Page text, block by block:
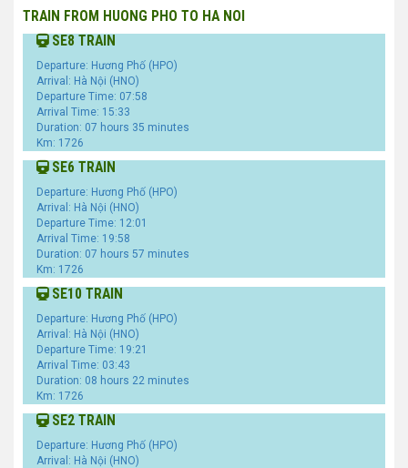
TRAIN FROM HUONG PHO TO HA NOI
SE8 TRAIN
Departure: Hương Phố (HPO)
Arrival: Hà Nội (HNO)
Departure Time: 07:58
Arrival Time: 15:33
Duration: 07 hours 35 minutes
Km: 1726
SE6 TRAIN
Departure: Hương Phố (HPO)
Arrival: Hà Nội (HNO)
Departure Time: 12:01
Arrival Time: 19:58
Duration: 07 hours 57 minutes
Km: 1726
SE10 TRAIN
Departure: Hương Phố (HPO)
Arrival: Hà Nội (HNO)
Departure Time: 19:21
Arrival Time: 03:43
Duration: 08 hours 22 minutes
Km: 1726
SE2 TRAIN
Departure: Hương Phố (HPO)
Arrival: Hà Nội (HNO)